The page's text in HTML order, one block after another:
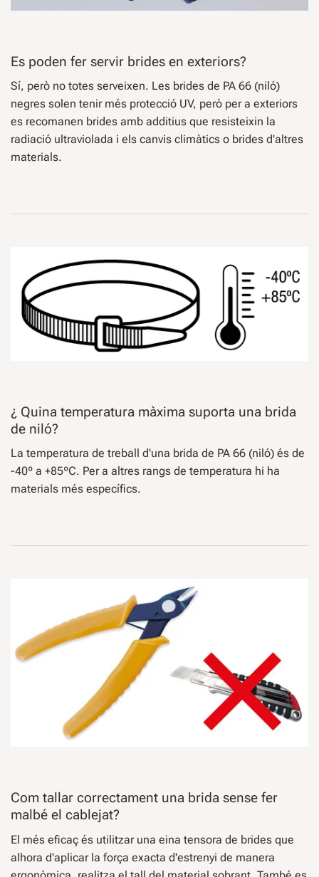
Es poden fer servir brides en exteriors?
Sí, però no totes serveixen. Les brides de PA 66 (niló)
negres solen tenir més protecció UV, però per a exteriors
es recomanen brides amb additius que resisteixin la
radiació ultraviolada i els canvis climàtics o brides d'altres
materials.
¿ Quina temperatura màxima suporta una brida
de niló?
La temperatura de treball d'una brida de PA 66 (niló) és de
-40º a +85ºC. Per a altres rangs de temperatura hi ha
materials més específics.
Com tallar correctament una brida sense fer
malbé el cablejat?
El més eficaç és utilitzar una eina tensora de brides que
alhora d'aplicar la força exacta d'estrenyi de manera